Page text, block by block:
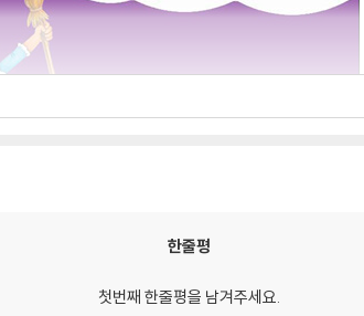
한줄평
첫번째 한줄평을 남겨주세요.